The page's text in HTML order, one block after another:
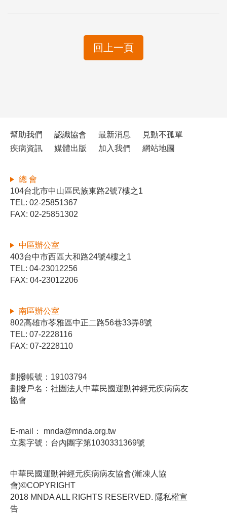
回上一頁
幫助我們 認識協會 最新消息
見動不孤單
疾病資訊
媒體出版 加入我們 網站地圖
總 會
104台北市中山區民族東路2號7樓之1
TEL: 02-25851367
FAX: 02-25851302
中區辦公室
403台中市西區大和路24號4樓之1
TEL: 04-23012256
FAX: 04-23012206
南區辦公室
802高雄市苓雅區中正二路56巷33弄8號
TEL: 07-2228116
FAX: 07-2228110
劃撥帳號：19103794
劃撥戶名：社團法人中華民國運動神經元疾病病友
協會
E-mail：
mnda@mnda.org.tw
立案字號：台內團字第1030331369號
中華民國運動神經元疾病病友協會(漸凍人協
會)©COPYRIGHT
2018 MNDA ALL RIGHTS RESERVED. 隱私權宣
告